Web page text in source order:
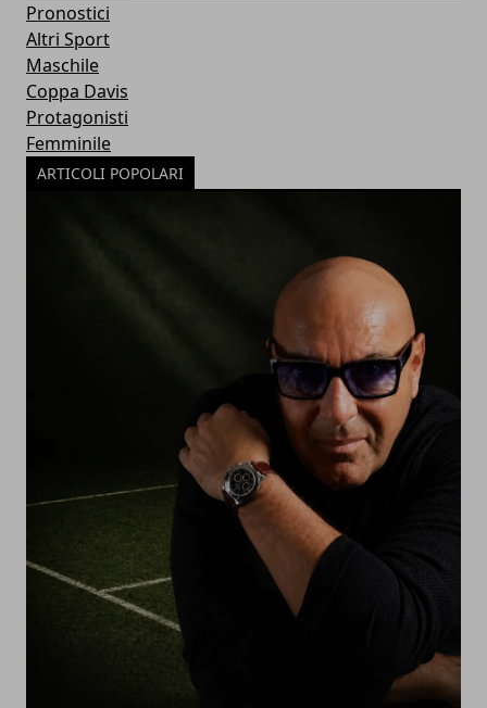
Pronostici
Altri Sport
Maschile
Coppa Davis
Protagonisti
Femminile
ARTICOLI POPOLARI